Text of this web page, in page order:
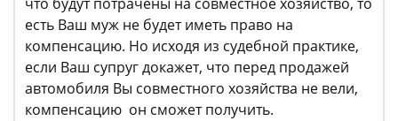
есть Ваш муж не будет иметь право на
компенсацию. Но исходя из судебной практике,
если Ваш супруг докажет, что перед продажей
автомобиля Вы совместного хозяйства не вели,
компенсацию он сможет получить.